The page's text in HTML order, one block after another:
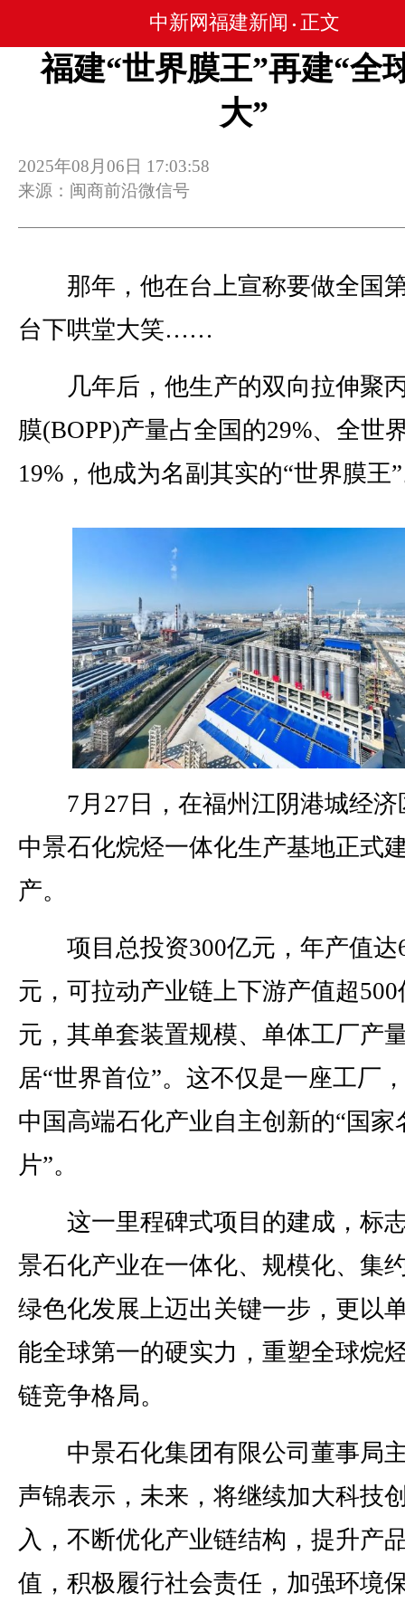
中新网福建新闻 • 正文
福建“世界膜王”再建“全
大”
2025年08月06日 17:03:58
来源：闽商前沿微信号
那年，他在台上宣称要做全国
台下哄堂大笑……
几年后，他生产的双向拉伸聚
膜(BOPP)产量占全国的29%、全世
19%，他成为名副其实的“世界膜王
7月27日，在福州江阴港城经济
中景石化烷烃一体化生产基地正式
产。
项目总投资300亿元，年产值达
元，可拉动产业链上下游产值超500
元，其单套装置规模、单体工厂产
居“世界首位”。这不仅是一座工厂
中国高端石化产业自主创新的“国家
片”。
这一里程碑式项目的建成，标
景石化产业在一体化、规模化、集
绿色化发展上迈出关键一步，更以
能全球第一的硬实力，重塑全球烷
链竞争格局。
中景石化集团有限公司董事局
声锦表示，未来，将继续加大科技
入，不断优化产业链结构，提升产
值，积极履行社会责任，加强环境